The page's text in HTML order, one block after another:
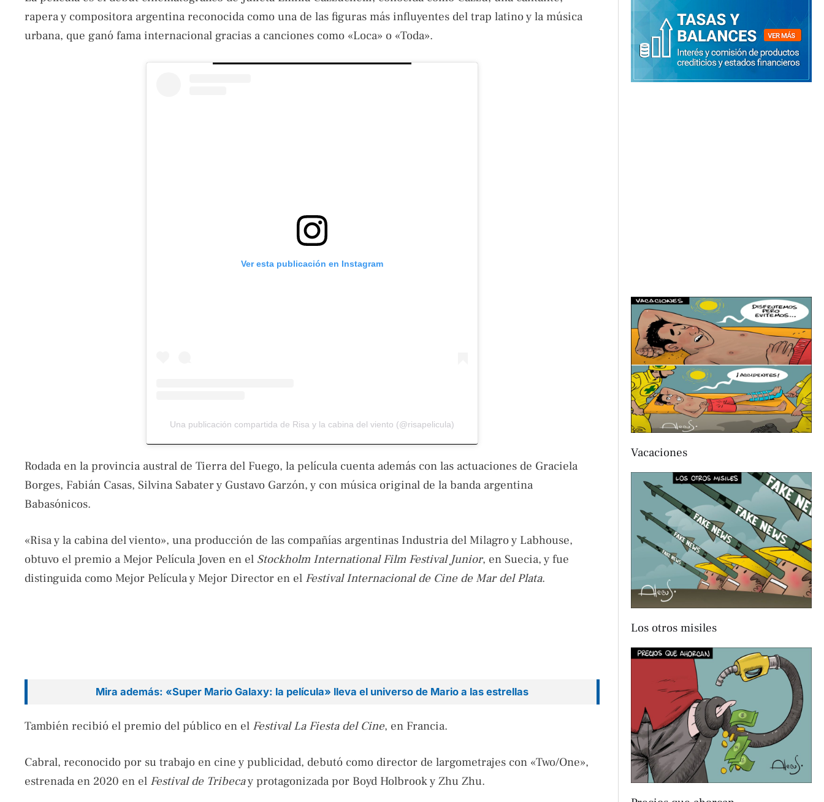
rapera y compositora argentina reconocida como una de las figuras más influyentes del trap latino y la música
urbana, que ganó fama internacional gracias a canciones como «Loca» o «Toda».
Ver esta publicación en Instagram
Una publicación compartida de Risa y la cabina del viento (@risapelicula)
Rodada en la provincia austral de Tierra del Fuego, la película cuenta además con las actuaciones de Graciela
Borges, Fabián Casas, Silvina Sabater y Gustavo Garzón, y con música original de la banda argentina
Babasónicos.
«Risa y la cabina del viento», una producción de las compañías argentinas Industria del Milagro y Labhouse,
obtuvo el premio a Mejor Película Joven en el Stockholm International Film Festival Junior, en Suecia, y fue
distinguida como Mejor Película y Mejor Director en el Festival Internacional de Cine de Mar del Plata.
Mira además: «Super Mario Galaxy: la película» lleva el universo de Mario a las estrellas
También recibió el premio del público en el Festival La Fiesta del Cine, en Francia.
Cabral, reconocido por su trabajo en cine y publicidad, debutó como director de largometrajes con «Two/One»,
estrenada en 2020 en el Festival de Tribecay protagonizada por Boyd Holbrook y Zhu Zhu.
Vacaciones
Los otros misiles